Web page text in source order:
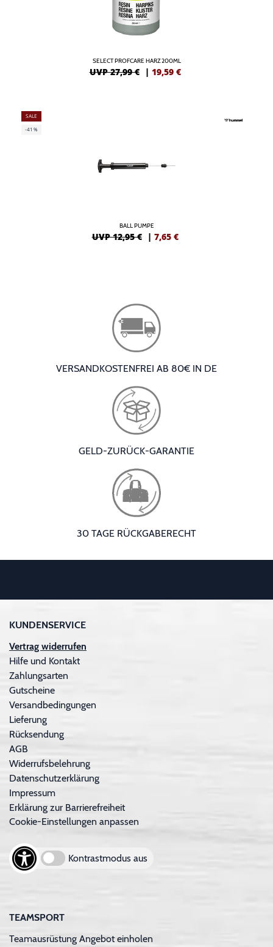
SELECT PROFCARE HARZ 200ML
UVP 27,99 € | 19,59 €
SALE
-41%
BALL PUMPE
UVP 12,95 € | 7,65 €
VERSANDKOSTENFREI AB 80€ IN DE
GELD-ZURÜCK-GARANTIE
30 TAGE RÜCKGABERECHT
KUNDENSERVICE
Vertrag widerrufen
Hilfe und Kontakt
Zahlungsarten
Gutscheine
Versandbedingungen
Lieferung
Rücksendung
AGB
Widerrufsbelehrung
Datenschutzerklärung
Impressum
Erklärung zur Barrierefreiheit
Cookie-Einstellungen anpassen
Kontrastmodus aus
TEAMSPORT
Teamausrüstung Angebot einholen